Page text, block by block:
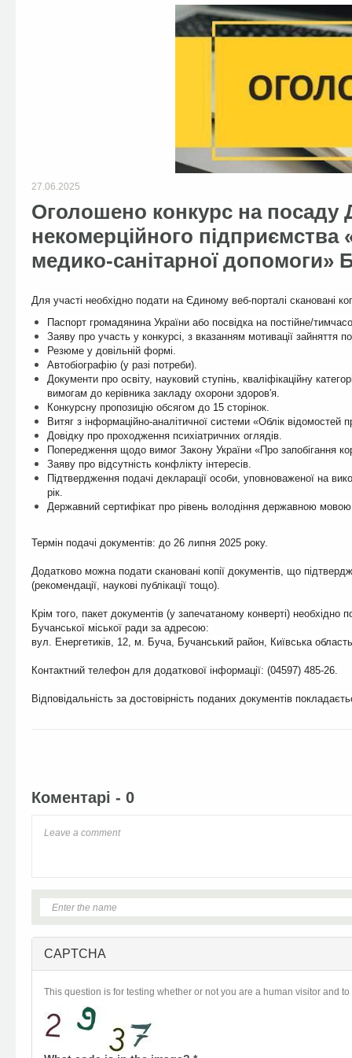
27.06.2025
Оголошено конкурс на посаду
некомерційного
медико-санітарної допомоги»
Для участі необхідно подати на Єдиному веб-порталі скановані
Паспорт громадянина України або посвідка на постійне/
Заяву про участь у конкурсі, з вказанням мотивації зайняття
Резюме у довільній формі.
Автобіографію (у разі потреби).
Документи про освіту, науковий ступінь, кваліфікаційну
вимогам до керівника закладу охорони здоров'я.
Конкурсну пропозицію обсягом до 15 сторінок.
Витяг з інформаційно-аналітичної системи «Облік відомостей
Довідку про проходження психіатричних оглядів.
Попередження щодо вимог Закону України «Про запобігання
Заяву про відсутність конфлікту інтересів.
Підтвердження подачі декларації особи, уповноваженої на
рік.
Державний сертифікат про рівень володіння державною
Термін подачі документів: до 26 липня 2025 року.
Додатково можна подати скановані копії документів, що
(рекомендації, наукові публікації тощо).
Крім того, пакет документів (у запечатаному конверті)
Бучанської міської ради за адресою:
вул. Енергетиків, 12, м. Буча, Бучанський район, Київська
Контактний телефон для додаткової інформації: (04597) 485-26.
Відповідальність за достовірність поданих документів
Коментарі - 0
CAPTCHA
This question is for testing whether or not you are a human visitor and